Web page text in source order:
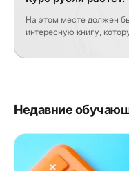
На этом месте должен
интересную книгу,
этом. Для тех, кто не
Недавние